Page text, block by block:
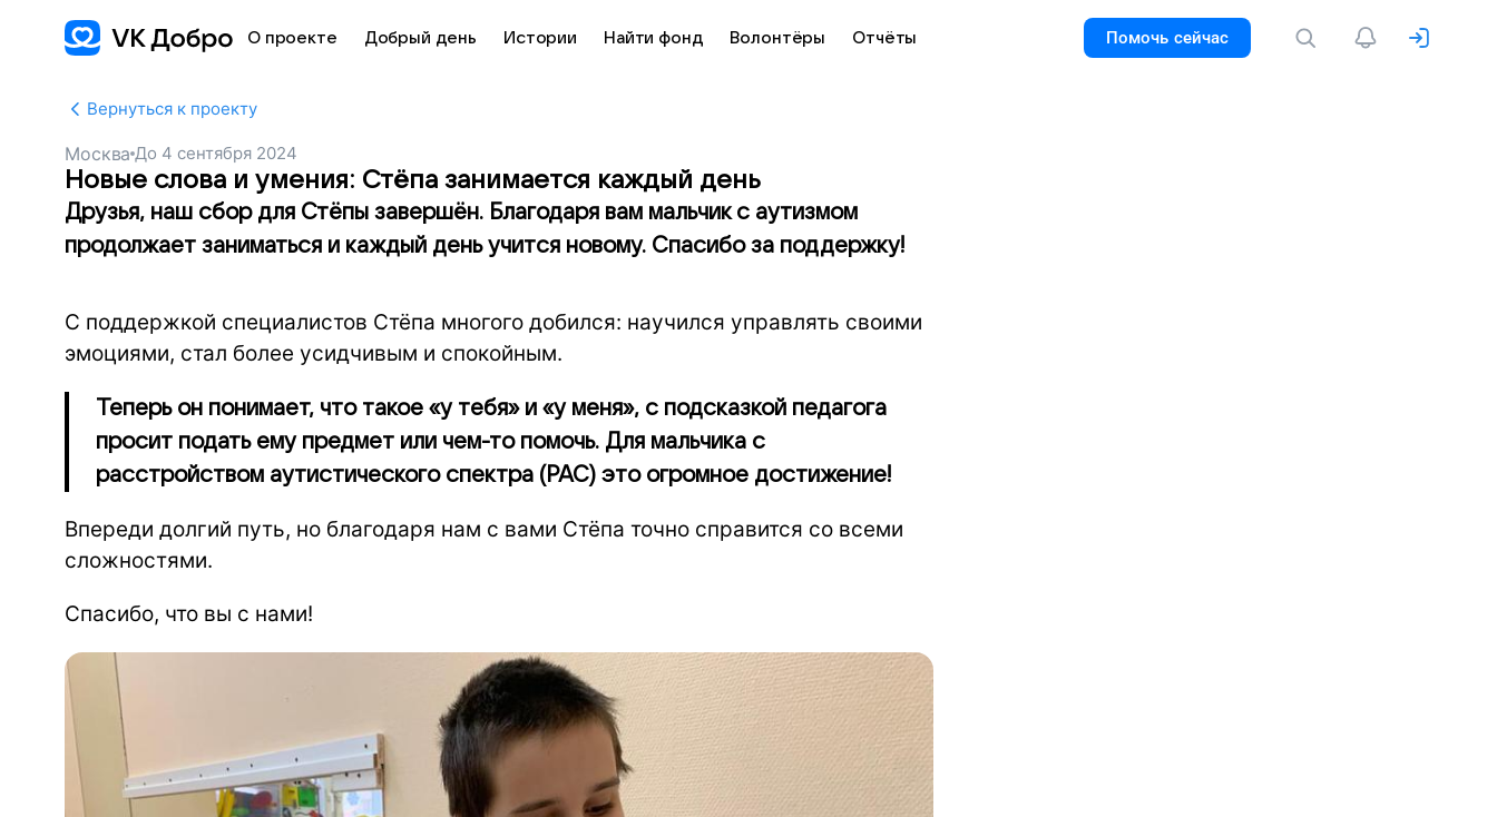
О проекте Добрый день Истории Найти фонд Волонтёры Отчёты Помочь сейчас
Вернуться к проекту
Москва До 4 сентября 2024
Новые слова и умения: Стёпа занимается каждый день
Друзья, наш сбор для Стёпы завершён. Благодаря вам мальчик с аутизмом
продолжает заниматься и каждый день учится новому. Спасибо за поддержку!
С поддержкой специалистов Стёпа многого добился: научился управлять своими
эмоциями, стал более усидчивым и спокойным.
Теперь он понимает, что такое «у тебя» и «у меня», с подсказкой педагога
просит подать ему предмет или чем-то помочь. Для мальчика с
расстройством аутистического спектра (РАС) это огромное достижение!
Впереди долгий путь, но благодаря нам с вами Стёпа точно справится со всеми
сложностями.
Спасибо, что вы с нами!